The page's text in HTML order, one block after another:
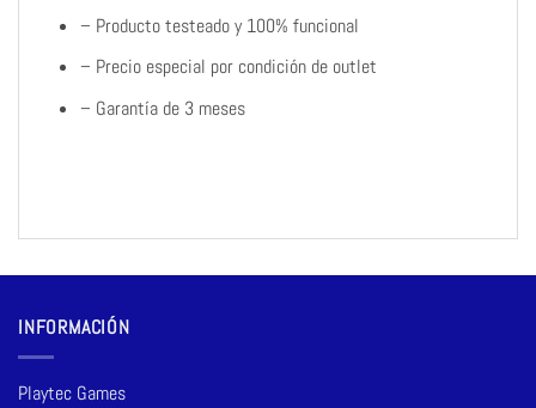
– Producto testeado y 100% funcional
– Precio especial por condición de outlet
– Garantía de 3 meses
INFORMACIÓN
Playtec Games